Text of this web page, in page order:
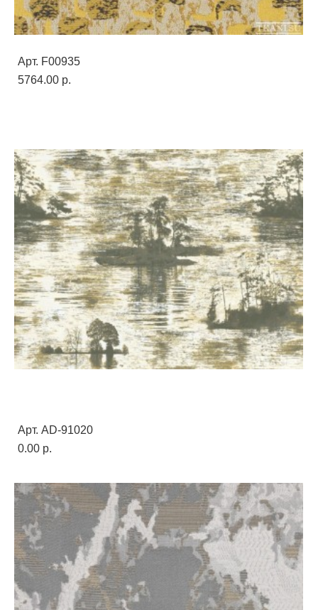
Арт. F00935
5764.00 p.
Арт. AD-91020
0.00 p.